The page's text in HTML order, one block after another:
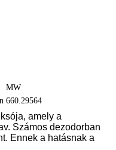
MW
660.29564
amely a
Számos dezodorban
Ennek a hatásnak a